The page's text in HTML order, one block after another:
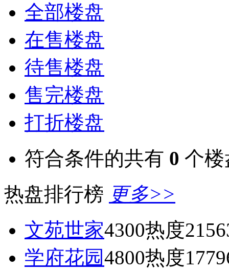
全部楼盘
在售楼盘
待售楼盘
售完楼盘
打折楼盘
符合条件的共有 0 个楼
热盘排行榜 更多>>
文苑世家4300热度
学府花园4800热度